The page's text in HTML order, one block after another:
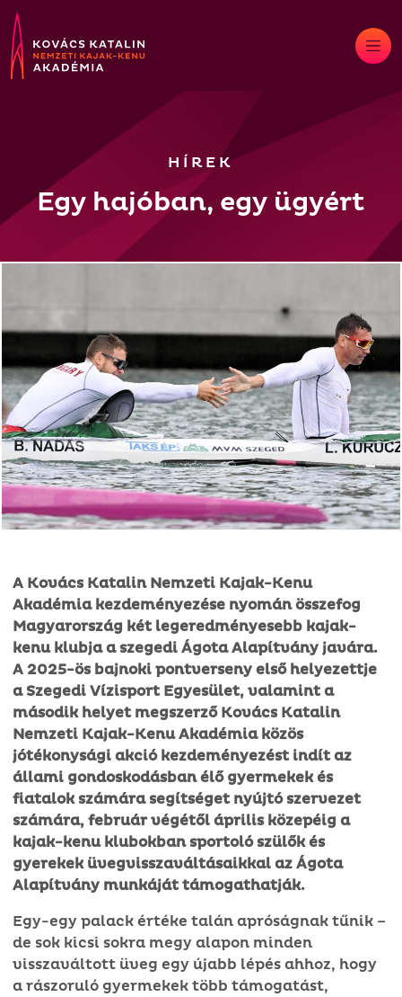
Skip
to
content
HÍREK
Egy hajóban, egy ügyért
A Kovács Katalin Nemzeti Kajak-Kenu
Akadémia kezdeményezése nyomán összefog
Magyarország két legeredményesebb kajak-
kenu klubja a szegedi Ágota Alapítvány javára.
A 2025-ös bajnoki pontverseny első helyezettje
a Szegedi Vízisport Egyesület, valamint a
második helyet megszerző Kovács Katalin
Nemzeti Kajak-Kenu Akadémia közös
jótékonysági akció kezdeményezést indít az
állami gondoskodásban élő gyermekek és
fiatalok számára segítséget nyújtó szervezet
számára, február végétől április közepéig a
kajak-kenu klubokban sportoló szülők és
gyerekek üvegvisszaváltásaikkal az Ágota
Alapítvány munkáját támogathatják.
Egy-egy palack értéke talán apróságnak tűnik –
de sok kicsi sokra megy alapon minden
visszaváltott üveg egy újabb lépés ahhoz, hogy
a rászoruló gyermekek több támogatást,